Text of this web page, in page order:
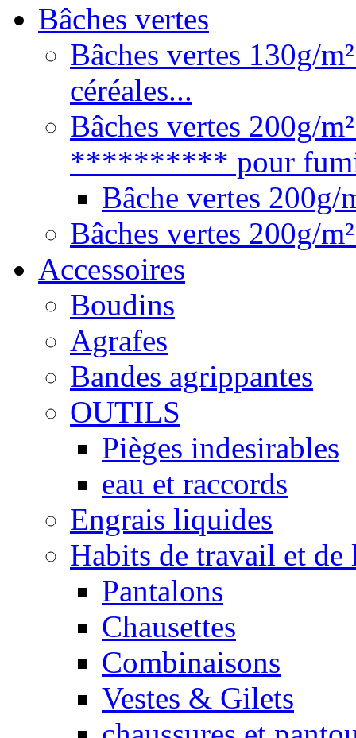
Bâches vertes
Bâches vertes 130g/
céréales...
Bâches vertes 200g/
********** pour
Bâche vertes
Bâches vertes 200g/
Accessoires
Boudins
Agrafes
Bandes agrippantes
OUTILS
Pièges indesirables
eau et raccords
Engrais liquides
Habits de travail et
Pantalons
Chausettes
Combinaisons
Vestes & Gilets